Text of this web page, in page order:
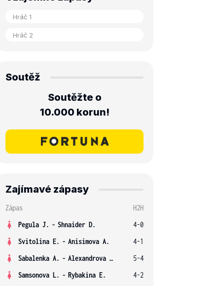
Soutěž
Soutěžte o
10.000 korun!
Zajímavé zápasy
Zápas
H2H
Pegula J. - Shnaider D.
4-0
Svitolina E. - Anisimova A.
4-1
Sabalenka A. - Alexandrova E.
5-4
Samsonova L. - Rybakina E.
4-2